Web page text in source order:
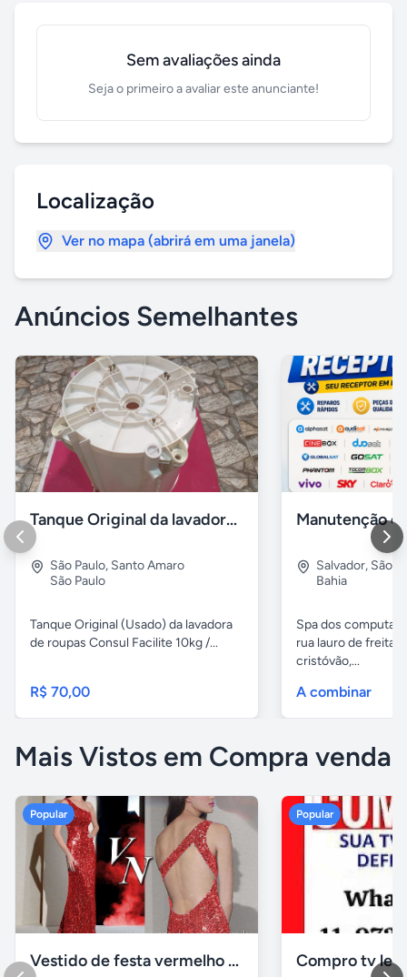
Sem avaliações ainda
Seja o primeiro a avaliar este anunciante!
Localização
Ver no mapa (abrirá em uma janela)
Anúncios Semelhantes
Tanque Original da lavadora de roupas Consul / Brastemp
São Paulo, Santo Amaro
São Paulo
Tanque Original (Usado) da lavadora
de roupas Consul Facilite 10kg /...
R$ 70,00
Salvador, São
Bahia
Spa dos
rua lauro de freitas,
cristóvão,...
A combinar
Mais Vistos em Compra venda
Popular
Vestido de festa vermelho com brilho e pedraria
Popular
Compro tv